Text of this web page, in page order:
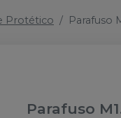
Protético Parafuso
Parafuso